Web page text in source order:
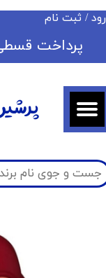
/ ثبت نام
حساب کاربری من
تغییر گذر واژه
سفارشات
خروج از حساب
​​پرداخت